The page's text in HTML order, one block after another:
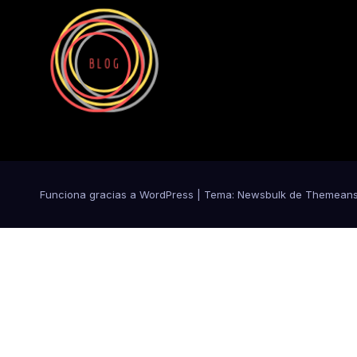
Funciona gracias a WordPress Tema: Newsbulk de